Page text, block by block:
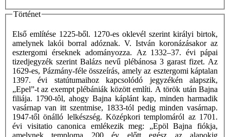
Történet
Első említése 1225-ből. 1270-es oklevél szerint királyi birtok,
amelynek lakói borral adóznak. V. István koronázásakor az
esztergomi érseknek adományozza. Az 1332–37. évi pápai
tizedjegyzék szerint Balázs nevű plébánosa 3 garast fizet. Az
1629-es, Pázmány-féle összeírás, amely az esztergomi káptalan
1397. évi statútumaihoz kapcsolódó jegyzékén alapszik,
„Epel”-t az exempt plébániák között említi. A török után Bajna
filiája. 1790-tôl, ahogy Bajna káplánt kap, minden harmadik
vasárnap van itt szentmise, 1833-tól pedig minden vasárnap.
1947-től önálló lelkészség. Középkori templomáról az 1701.
évi visitatio canonica emlékezik meg: „Epöl Bajna fiókja,